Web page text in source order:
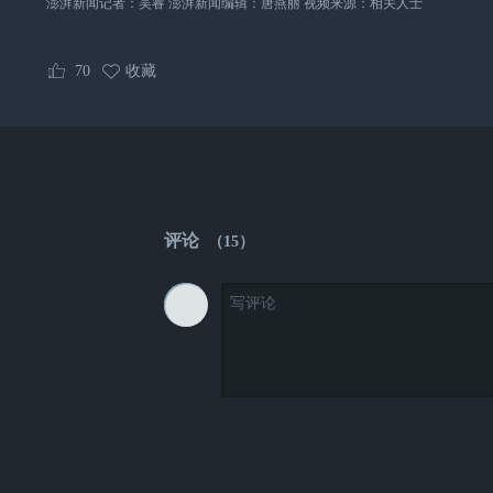
澎湃新闻记者：吴睿 澎湃新闻编辑：唐燕丽 视频来源：相关人士
70 收藏
评论 （15）